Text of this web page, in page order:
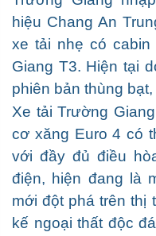
hiệu Chang An
xe tải nhẹ có
Giang T3. Hiện tại
phiên bản thùng
Xe tải Trường
cơ xăng Euro 4 có
với đầy đủ điều
điện, hiện đang là
mới đột phá trên thị
kế ngoại thất độc